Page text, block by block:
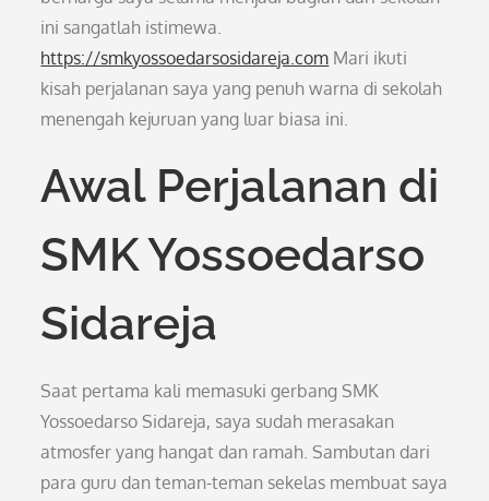
ini sangatlah istimewa.
https://smkyossoedarsosidareja.com Mari ikuti
kisah perjalanan saya yang penuh warna di sekolah
menengah kejuruan yang luar biasa ini.
Awal Perjalanan di
SMK Yossoedarso
Sidareja
Saat pertama kali memasuki gerbang SMK
Yossoedarso Sidareja, saya sudah merasakan
atmosfer yang hangat dan ramah. Sambutan dari
para guru dan teman-teman sekelas membuat saya